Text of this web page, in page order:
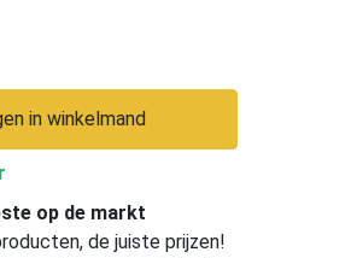
in winkelmand
op de markt
de juiste prijzen!